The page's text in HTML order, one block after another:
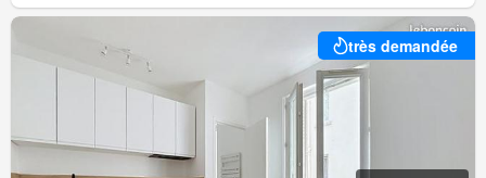
très demandée